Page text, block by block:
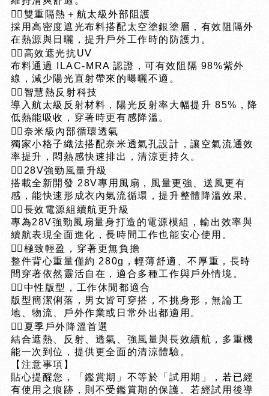
❤️‍🔥雙重隔熱＋航太級外部阻護
採用高密度遮光布料搭配太空塗銀塗層，有效阻隔外
在熱源與日曬，提升戶外工作時的防護力。
❤️‍🔥高效遮光抗UV
布料通過 ILAC-MRA 認證，可有效阻隔 98%紫外
線，減少陽光直射帶來的曝曬不適。
❤️‍🔥智慧熱反射科技
導入航太級反射材料，陽光反射率大幅提升 85%，降
低熱能吸收，穿著時更有感降溫。
❤️‍🔥奈米級內部循環透氣
獨家小格子織法搭配奈米透氣孔設計，讓空氣流通效
率提升，悶熱感快速排出，清涼更持久。
❤️‍🔥28V強勁風量升級
搭載全新開發 28V專用風扇，風量更強、送風更有
感，能快速形成衣內氣流循環，提升整體降溫效果。
❤️‍🔥長效電源組續航更升級
專為28V強勁風扇量身打造的電源模組，輸出效率與
續航表現全面進化，長時間工作也能安心使用。
❤️‍🔥極致輕盈，穿著更無負擔
整件背心重量僅約 280g，輕薄舒適、不厚重，長時
間穿著依然靈活自在，適合多種工作與戶外情境。
❤️‍🔥中性版型，工作休閒都適合
版型簡潔俐落，男女皆可穿搭，不挑身形，無論工
地、物流、戶外作業或日常外出都適用。
❤️‍🔥夏季戶外降溫首選
結合遮熱、反射、透氣、強風量與長效續航，多重機
能一次到位，提供更全面的清涼體驗。
【注意事項】
貼心提醒您，「鑑賞期」不等於「試用期」，若已經
有使用之痕跡，則不受鑑賞期的保護。若經試用後導